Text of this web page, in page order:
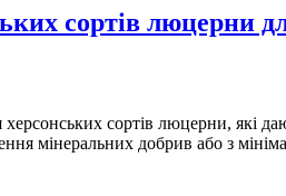
сортів люцерни
сортів люцерни, які
мінеральних добрив або з